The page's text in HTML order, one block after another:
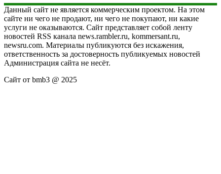
Данный сайт не является коммерческим проектом. На этом
сайте ни чего не продают, ни чего не покупают, ни какие
услуги не оказываются. Сайт представляет собой ленту
новостей RSS канала news.rambler.ru, kommersant.ru,
newsru.com. Материалы публикуются без искажения,
ответственность за достоверность публикуемых новостей
Администрация сайта не несёт.
Сайт от bmb3 @ 2025